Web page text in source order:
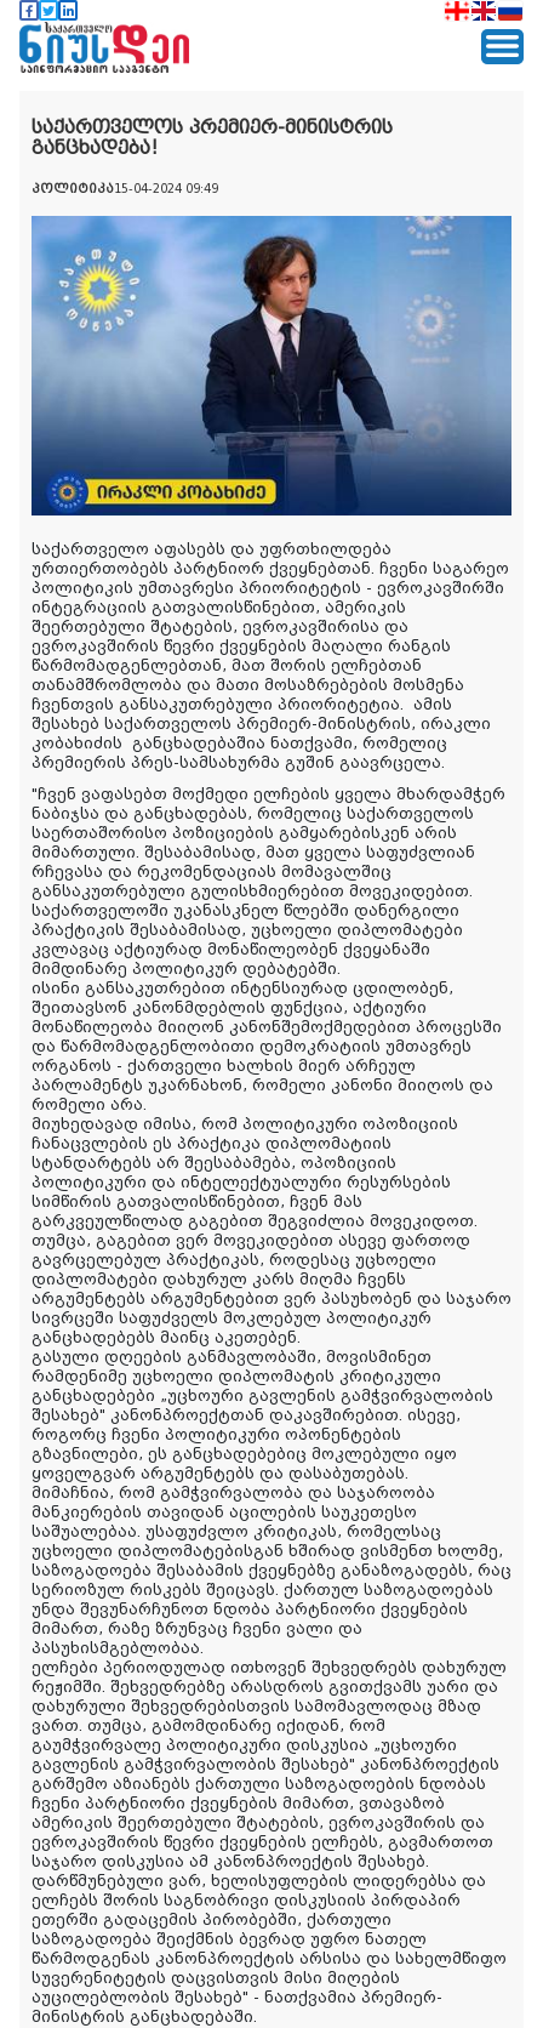
საქართველოს პრემიერ-მინისტრის
განცხადება!
პოლიტიკა15-04-2024 09:49
საქართველო აფასებს და უფრთხილდება
ურთიერთობებს პარტნიორ ქვეყნებთან. ჩვენი საგარეო
პოლიტიკის უმთავრესი პრიორიტეტის - ევროკავშირში
ინტეგრაციის გათვალისწინებით, ამერიკის
შეერთებული შტატების, ევროკავშირისა და
ევროკავშირის წევრი ქვეყნების მაღალი რანგის
წარმომადგენლებთან, მათ შორის ელჩებთან
თანამშრომლობა და მათი მოსაზრებების მოსმენა
ჩვენთვის განსაკუთრებული პრიორიტეტია. ამის
შესახებ საქართველოს პრემიერ-მინისტრის, ირაკლი
კობახიძის განცხადებაშია ნათქვამი, რომელიც
პრემიერის პრეს-სამსახურმა გუშინ გაავრცელა.
"ჩვენ ვაფასებთ მოქმედი ელჩების ყველა მხარდამჭერ
ნაბიჯსა და განცხადებას, რომელიც საქართველოს
საერთაშორისო პოზიციების გამყარებისკენ არის
მიმართული. შესაბამისად, მათ ყველა საფუძვლიან
რჩევასა და რეკომენდაციას მომავალშიც
განსაკუთრებული გულისხმიერებით მოვეკიდებით.
საქართველოში უკანასკნელ წლებში დანერგილი
პრაქტიკის შესაბამისად, უცხოელი დიპლომატები
კვლავაც აქტიურად მონაწილეობენ ქვეყანაში
მიმდინარე პოლიტიკურ დებატებში.
ისინი განსაკუთრებით ინტენსიურად ცდილობენ,
შეითავსონ კანონმდებლის ფუნქცია, აქტიური
მონაწილეობა მიიღონ კანონშემოქმედებით პროცესში
და წარმომადგენლობითი დემოკრატიის უმთავრეს
ორგანოს - ქართველი ხალხის მიერ არჩეულ
პარლამენტს უკარნახონ, რომელი კანონი მიიღოს და
რომელი არა.
მიუხედავად იმისა, რომ პოლიტიკური ოპოზიციის
ჩანაცვლების ეს პრაქტიკა დიპლომატიის
სტანდარტებს არ შეესაბამება, ოპოზიციის
პოლიტიკური და ინტელექტუალური რესურსების
სიმწირის გათვალისწინებით, ჩვენ მას
გარკვეულწილად გაგებით შეგვიძლია მოვეკიდოთ.
თუმცა, გაგებით ვერ მოვეკიდებით ასევე ფართოდ
გავრცელებულ პრაქტიკას, როდესაც უცხოელი
დიპლომატები დახურულ კარს მიღმა ჩვენს
არგუმენტებს არგუმენტებით ვერ პასუხობენ და საჯარო
სივრცეში საფუძველს მოკლებულ პოლიტიკურ
განცხადებებს მაინც აკეთებენ.
გასული დღეების განმავლობაში, მოვისმინეთ
რამდენიმე უცხოელი დიპლომატის კრიტიკული
განცხადებები „უცხოური გავლენის გამჭვირვალობის
შესახებ" კანონპროექტთან დაკავშირებით. ისევე,
როგორც ჩვენი პოლიტიკური ოპონენტების
გზავნილები, ეს განცხადებებიც მოკლებული იყო
ყოველგვარ არგუმენტებს და დასაბუთებას.
მიმაჩნია, რომ გამჭვირვალობა და საჯაროობა
მანკიერების თავიდან აცილების საუკეთესო
საშუალებაა. უსაფუძვლო კრიტიკას, რომელსაც
უცხოელი დიპლომატებისგან ხშირად ვისმენთ ხოლმე,
საზოგადოება შესაბამის ქვეყნებზე განაზოგადებს, რაც
სერიოზულ რისკებს შეიცავს. ქართულ საზოგადოებას
უნდა შევუნარჩუნოთ ნდობა პარტნიორი ქვეყნების
მიმართ, რაზე ზრუნვაც ჩვენი ვალი და
პასუხისმგებლობაა.
ელჩები პერიოდულად ითხოვენ შეხვედრებს დახურულ
რეჟიმში. შეხვედრებზე არასდროს გვითქვამს უარი და
დახურული შეხვედრებისთვის სამომავლოდაც მზად
ვართ. თუმცა, გამომდინარე იქიდან, რომ
გაუმჭვირვალე პოლიტიკური დისკუსია „უცხოური
გავლენის გამჭვირვალობის შესახებ" კანონპროექტის
გარშემო აზიანებს ქართული საზოგადოების ნდობას
ჩვენი პარტნიორი ქვეყნების მიმართ, ვთავაზობ
ამერიკის შეერთებული შტატების, ევროკავშირის და
ევროკავშირის წევრი ქვეყნების ელჩებს, გავმართოთ
საჯარო დისკუსია ამ კანონპროექტის შესახებ.
დარწმუნებული ვარ, ხელისუფლების ლიდერებსა და
ელჩებს შორის საგნობრივი დისკუსიის პირდაპირ
ეთერში გადაცემის პირობებში, ქართული
საზოგადოება შეიქმნის ბევრად უფრო ნათელ
წარმოდგენას კანონპროექტის არსისა და სახელმწიფო
სუვერენიტეტის დაცვისთვის მისი მიღების
აუცილებლობის შესახებ" - ნათქვამია პრემიერ-
მინისტრის განცხადებაში.